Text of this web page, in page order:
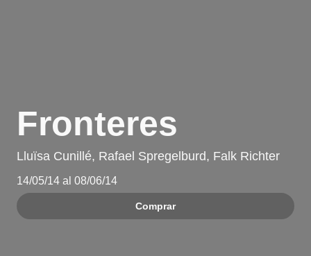
Fronteres
Lluïsa Cunillé, Rafael Spregelburd, Falk Richter
14/05/14 al 08/06/14
Comprar